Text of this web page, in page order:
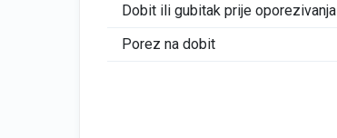
Dobit ili gubitak prije oporezivanja
Porez na dobit